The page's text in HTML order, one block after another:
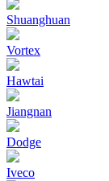
Shuanghuan
Vortex
Hawtai
Jiangnan
Dodge
Iveco